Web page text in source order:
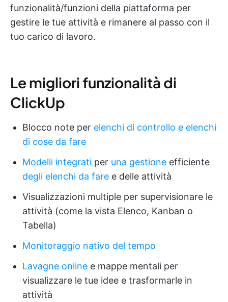
funzionalità/funzioni della piattaforma per
gestire le tue attività e rimanere al passo con il
tuo carico di lavoro.
Le migliori funzionalità di
ClickUp
Blocco note per elenchi di controllo e elenchi
di cose da fare
Modelli integrati per una gestione efficiente
degli elenchi da fare e delle attività
Visualizzazioni multiple per supervisionare le
attività (come la vista Elenco, Kanban o
Tabella)
Monitoraggio nativo del tempo
Lavagne online e mappe mentali per
visualizzare le tue idee e trasformarle in
attività